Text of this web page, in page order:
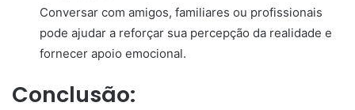
Conversar com amigos, familiares ou profissionais
pode ajudar a reforçar sua percepção da realidade e
fornecer apoio emocional.
Conclusão: